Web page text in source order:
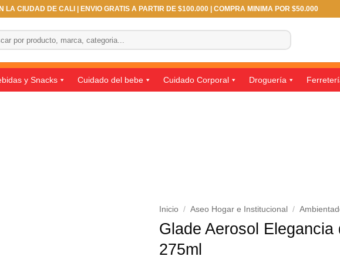
LA CIUDAD DE CALI | ENVIO GRATIS A PARTIR DE $100.000 | COMPRA MINIMA POR $50.000
y Snacks Cuidado del bebe Cuidado Corporal Droguería
Inicio / Aseo Hogar e Institucional /
Glade Aerosol
275ml